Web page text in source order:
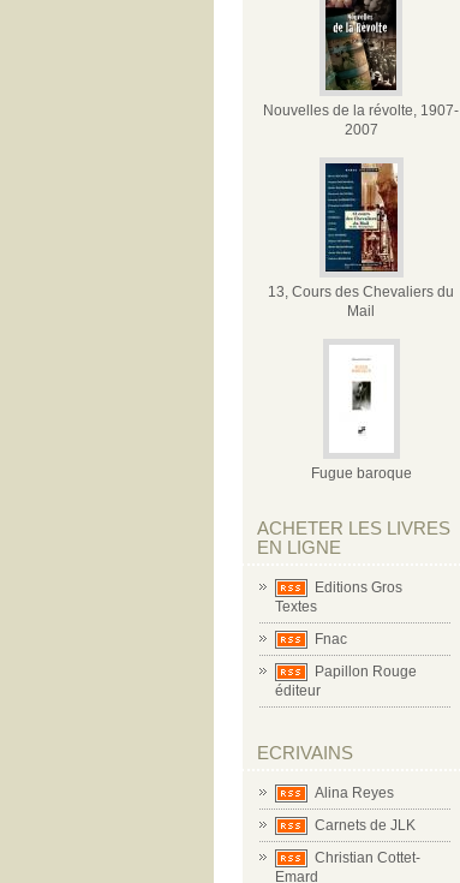
Nouvelles de la révolte, 1907-
2007
13, Cours des Chevaliers du
Mail
Fugue baroque
ACHETER LES LIVRES
EN LIGNE
Editions Gros
Textes
Fnac
Papillon Rouge
éditeur
ECRIVAINS
Alina Reyes
Carnets de JLK
Christian Cottet-
Emard